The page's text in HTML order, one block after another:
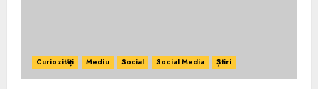
Curiozități Mediu Social Social Media Știri